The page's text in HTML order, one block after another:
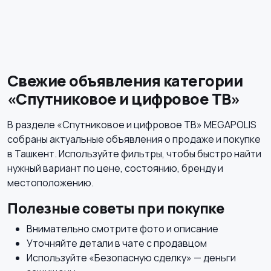
Аксессуары
Свежие объявления категории
«Спутниковое и цифровое ТВ»
В разделе «Спутниковое и цифровое ТВ» MEGAPOLIS
собраны актуальные объявления о продаже и покупке
в Ташкент. Используйте фильтры, чтобы быстро найти
нужный вариант по цене, состоянию, бренду и
местоположению.
Полезные советы при покупке
Внимательно смотрите фото и описание
Уточняйте детали в чате с продавцом
Используйте «Безопасную сделку» — деньги